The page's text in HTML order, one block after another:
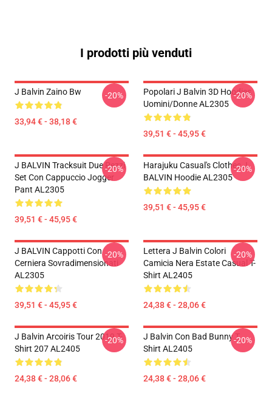
I prodotti più venduti
J Balvin Zaino Bw
33,94 € - 38,18 €
-20%
Popolari J Balvin 3D Hoodies
Uomini/donne AL2305
39,51 € - 45,95 €
-20%
J BALVIN Tracksuit Due Pezzi
Set Con Cappuccio Jogger
Pant AL2305
39,51 € - 45,95 €
-20%
Harajuku Casual's Clothes J
BALVIN Hoodie AL2305
39,51 € - 45,95 €
-20%
J BALVIN Cappotti Con
Cerniera Sovradimensionati
AL2305
39,51 € - 45,95 €
-20%
Lettera J Balvin Colori
Camicia Nera Estate Casual T-
Shirt AL2405
24,38 € - 28,06 €
-20%
J Balvin Arcoiris Tour 2019 T-
Shirt 207 AL2405
24,38 € - 28,06 €
-20%
J Balvin Con Bad Bunny T
Shirt AL2405
24,38 € - 28,06 €
-20%